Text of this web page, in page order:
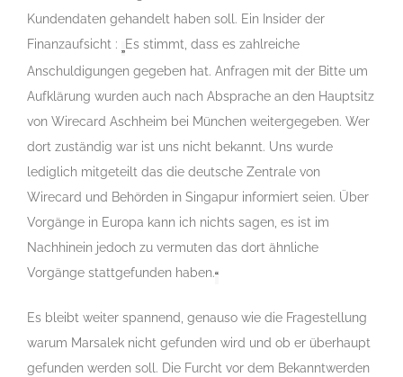
Kundendaten gehandelt haben soll. Ein Insider der
Finanzaufsicht : „Es stimmt, dass es zahlreiche
Anschuldigungen gegeben hat. Anfragen mit der Bitte um
Aufklärung wurden auch nach Absprache an den Hauptsitz
von Wirecard Aschheim bei München weitergegeben. Wer
dort zuständig war ist uns nicht bekannt. Uns wurde
lediglich mitgeteilt das die deutsche Zentrale von
Wirecard und Behörden in Singapur informiert seien. Über
Vorgänge in Europa kann ich nichts sagen, es ist im
Nachhinein jedoch zu vermuten das dort ähnliche
Vorgänge stattgefunden haben.“
Es bleibt weiter spannend, genauso wie die Fragestellung
warum Marsalek nicht gefunden wird und ob er überhaupt
gefunden werden soll. Die Furcht vor dem Bekanntwerden